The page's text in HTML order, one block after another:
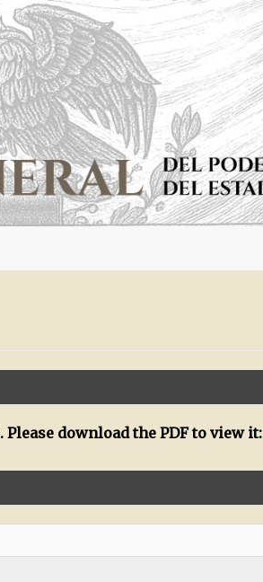
download the PDF to view it: